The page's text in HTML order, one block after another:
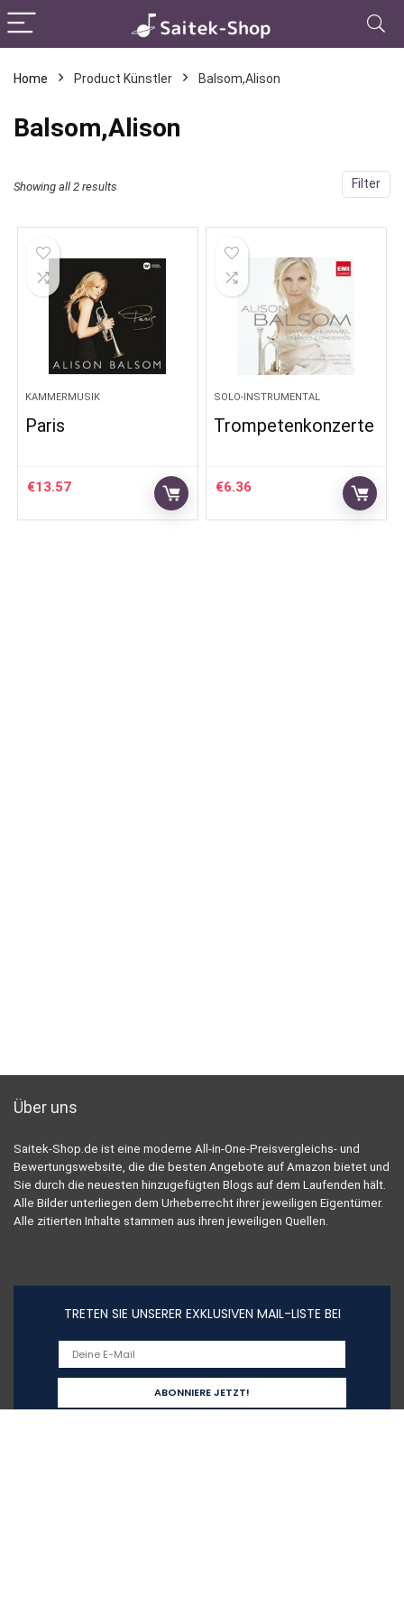
Home Product Künstler Balsom,Alison
Balsom,Alison
Filter
Showing all 2 results
KAMMERMUSIK
Paris
€13.57
SOLO-INSTRUMENTAL
Trompetenkonzerte
€6.36
Über uns
Saitek-Shop.de ist eine moderne All-in-One-Preisvergleichs- und
Bewertungswebsite, die die besten Angebote auf Amazon bietet und
Sie durch die neuesten hinzugefügten Blogs auf dem Laufenden hält.
Alle Bilder unterliegen dem Urheberrecht ihrer jeweiligen Eigentümer.
Alle zitierten Inhalte stammen aus ihren jeweiligen Quellen.
TRETEN SIE UNSERER EXKLUSIVEN MAIL-LISTE BEI